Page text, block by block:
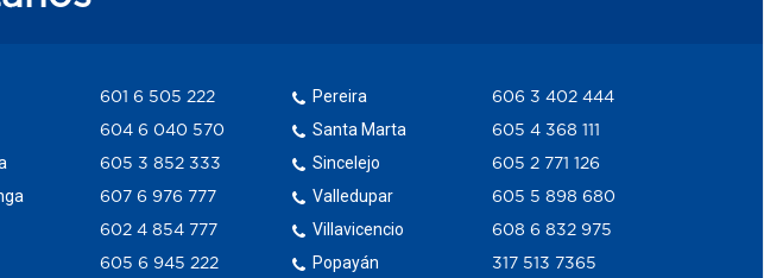
601 6 505 222
604 6 040 570
605 3 852 333
607 6 976 777
602 4 854 777
605 6 945 222
Pereira
Santa Marta
Sincelejo
Valledupar
Villavicencio
Popayán
606 3 402 444
605 4 368 111
605 2 771 126
605 5 898 680
608 6 832 975
317 513 7365